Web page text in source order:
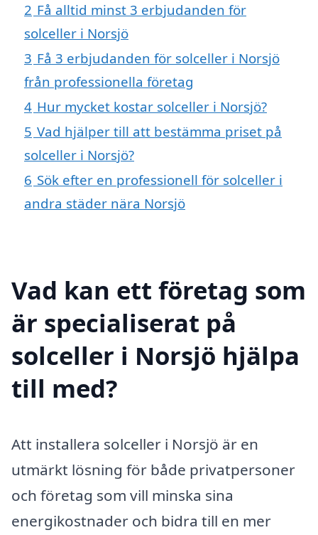
2 Få alltid minst 3 erbjudanden för
solceller i Norsjö
3 Få 3 erbjudanden för solceller i Norsjö
från professionella företag
4 Hur mycket kostar solceller i Norsjö?
5 Vad hjälper till att bestämma priset på
solceller i Norsjö?
6 Sök efter en professionell för solceller i
andra städer nära Norsjö
Vad kan ett företag som
är specialiserat på
solceller i Norsjö hjälpa
till med?
Att installera solceller i Norsjö är en
utmärkt lösning för både privatpersoner
och företag som vill minska sina
energikostnader och bidra till en mer